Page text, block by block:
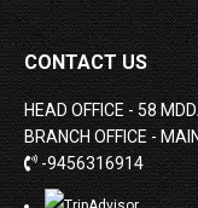
CONTACT US
HEAD OFFICE - 58
BRANCH OFFICE -
-9456316914